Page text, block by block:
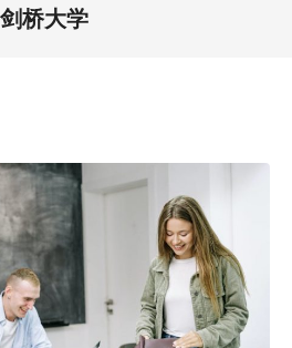
剑桥大学